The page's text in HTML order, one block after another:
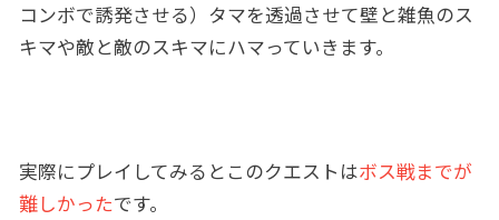
コンボで誘発させる）タマを透過させて壁と雑魚のス
キマや敵と敵のスキマにハマっていきます。
実際にプレイしてみるとこのクエストはボス戦までが
難しかったです。